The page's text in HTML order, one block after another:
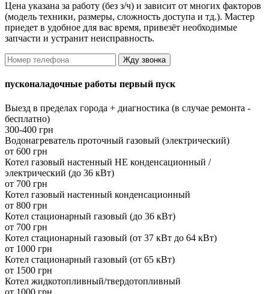
Цена указана за работу (без з/ч) и зависит от многих факторов
(модель техники, размеры, сложность доступа и тд.). Мастер
приедет в удобное для вас время, привезёт необходимые
запчасти и устранит неисправность.
Жду звонка
пусконаладочные работы первый пуск
Выезд в пределах города + диагностика (в случае ремонта -
бесплатно)
300-400 грн
Водонагреватель проточный газовый (электрический)
от 600 грн
Котел газовый настенный НЕ конденсационный /
электрический (до 36 кВт)
от 700 грн
Котел газовый настенный конденсационный
от 800 грн
Котел стационарный газовый (до 36 кВт)
от 700 грн
Котел стационарный газовый (от 37 кВт до 64 кВт)
от 1000 грн
Котел стационарный газовый (от 65 кВт)
от 1500 грн
Котел жидкотопливный/твердотопливный
от 1000 грн